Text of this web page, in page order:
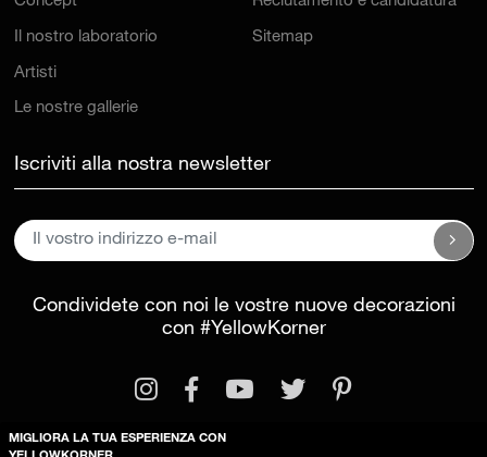
Il nostro laboratorio
Artisti
Le nostre gallerie
Sitemap
Iscriviti alla nostra newsletter
Condividete con noi le vostre nuove decorazioni
con #YellowKorner
MIGLIORA LA TUA ESPERIENZA CON